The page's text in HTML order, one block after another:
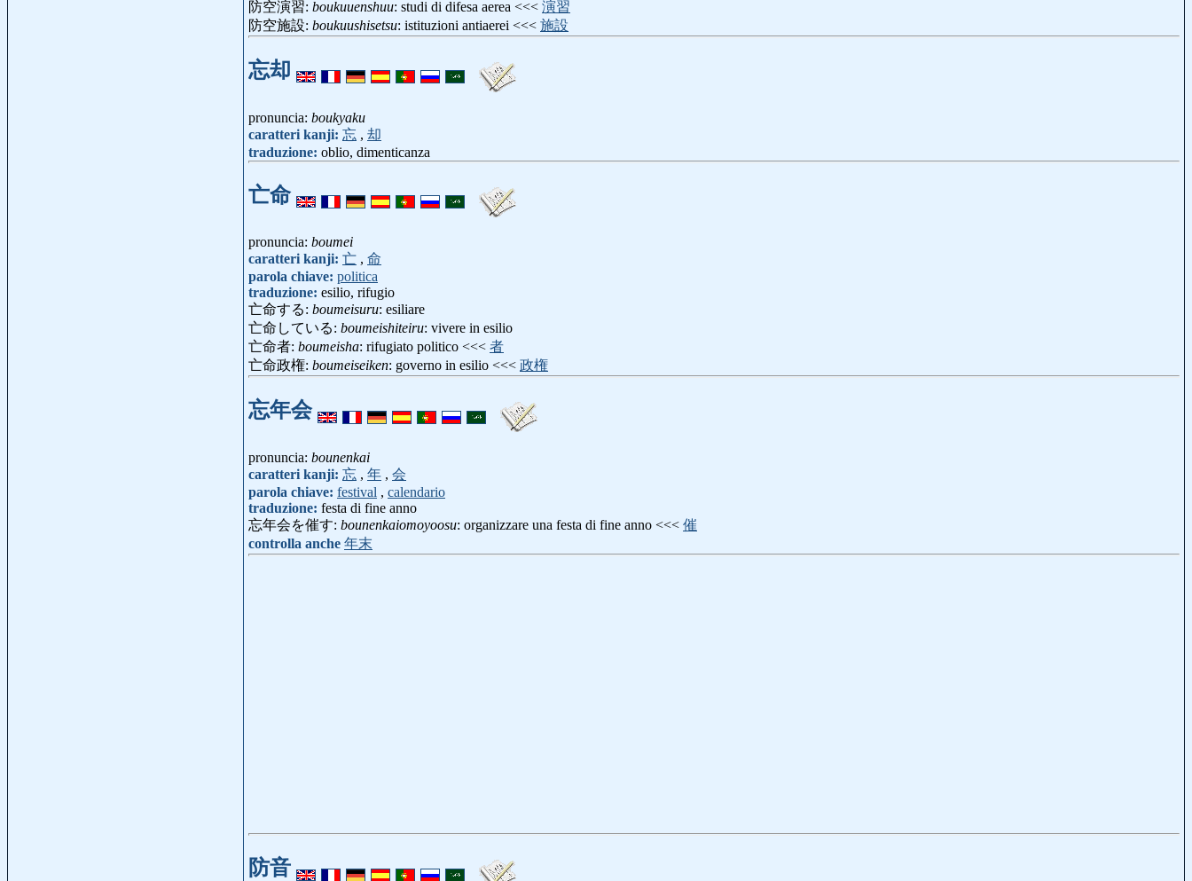
防空演習: boukuuenshuu: studi di difesa aerea <<< 演習
防空施設: boukuushisetsu: istituzioni antiaerei <<< 施設
忘却
pronuncia: boukyaku
caratteri kanji: 忘 , 却
traduzione: oblio, dimenticanza
亡命
pronuncia: boumei
caratteri kanji: 亡 , 命
parola chiave: politica
traduzione: esilio, rifugio
亡命する: boumeisuru: esiliare
亡命している: boumeishiteiru: vivere in esilio
亡命者: boumeisha: rifugiato politico <<< 者
亡命政権: boumeiseiken: governo in esilio <<< 政権
忘年会
pronuncia: bounenkai
caratteri kanji: 忘 , 年 , 会
parola chiave: festival , calendario
traduzione: festa di fine anno
忘年会を催す: bounenkaiomoyoosu: organizzare una festa di fine anno <<< 催
controlla anche 年末
防音